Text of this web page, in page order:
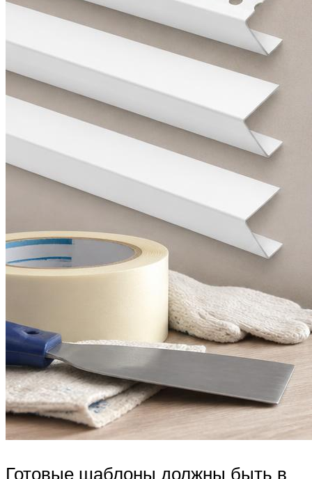
Готовые шаблоны должны быть в